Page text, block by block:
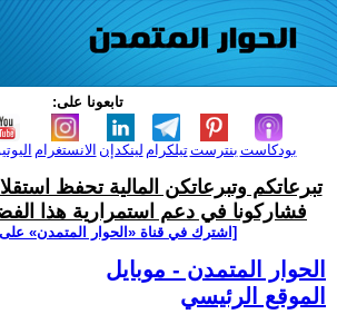
تابعونا على:
الانستغرام لينكدإن تيلكرامبنترست بودكاست
تبرعاتكم وتبرعاتكن المالية تحفظ
فشاركونا في دعم استمرارية هذا
[اشترك في قناة ‫«الحوار المتمدن» على
الحوار المتمدن - موبايل
الموقع الرئيسي